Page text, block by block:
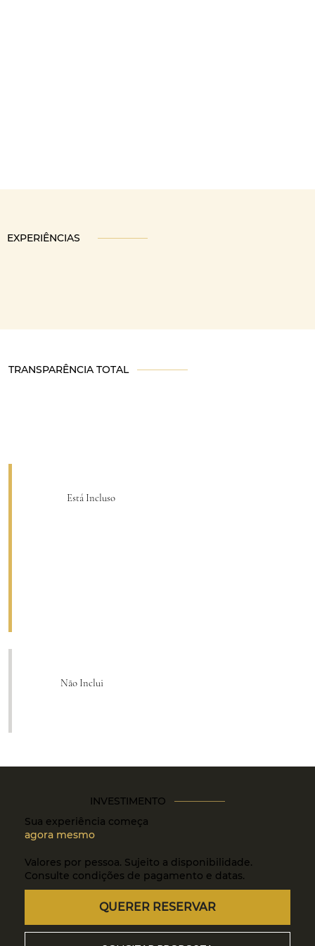
EXPERIÊNCIAS
TRANSPARÊNCIA TOTAL
Está Incluso
Não Inclui
INVESTIMENTO
Sua experiência começa
agora mesmo
Valores por pessoa. Sujeito a disponibilidade.
Consulte condições de pagamento e datas.
QUERER RESERVAR